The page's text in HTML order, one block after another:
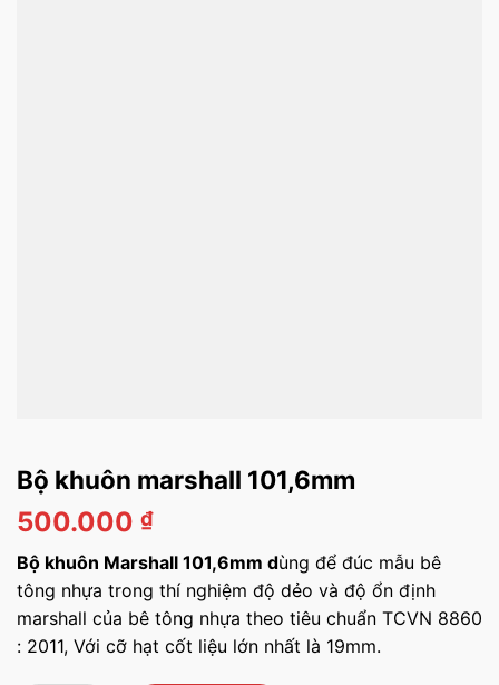
Bộ khuôn marshall 101,6mm
500.000 ₫
Bộ khuôn Marshall 101,6mm dùng để đúc mẫu bê
tông nhựa trong thí nghiệm độ dẻo và độ ổn định
marshall của bê tông nhựa theo tiêu chuẩn TCVN 8860
: 2011, Với cỡ hạt cốt liệu lớn nhất là 19mm.